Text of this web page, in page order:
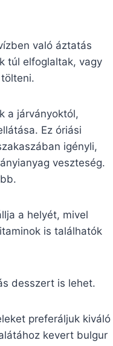
való áztatás
túl elfoglaltak, vagy
a járványoktól,
Ez óriási
igényli,
veszteség.
a helyét, mivel
is találhatók
desszert is lehet.
preferáljuk kiváló
kevert bulgur